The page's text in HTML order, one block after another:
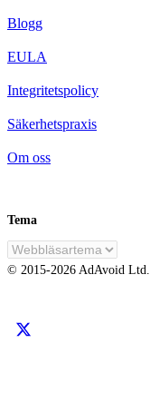
Blogg
EULA
Integritetspolicy
Säkerhetspraxis
Om oss
Tema
© 2015-2026 AdAvoid Ltd.